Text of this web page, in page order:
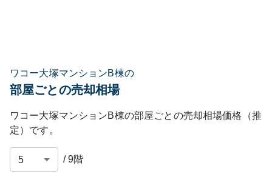
ワコー大塚マンションB棟の
部屋ごとの売却相場
ワコー大塚マンションB棟の部屋ごとの売却相場価格（推
定）です。
/9階